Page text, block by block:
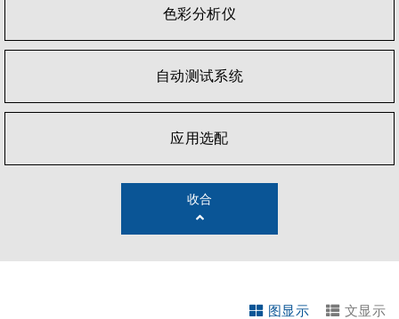
色彩分析仪
自动测试系统
应用选配
收合
图显示 文显示